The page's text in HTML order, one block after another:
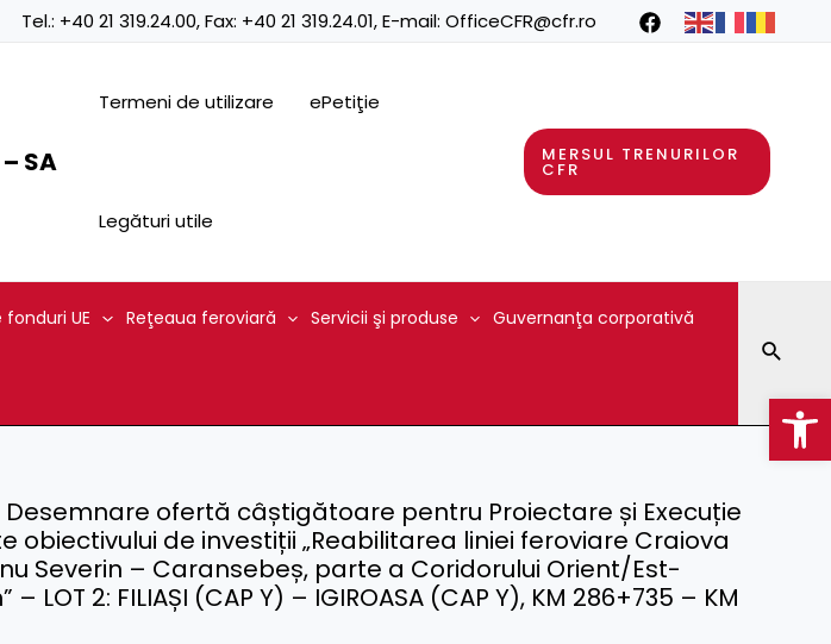
Tel.: +40 21 319.24.00, Fax: +40 21 319.24.01, E-mail: OfficeCFR@cfr.ro
SA
Termeni de utilizare ePetiţie
Legături utile
MERSUL TRENURILOR
CFR
UE Reţeaua feroviară Servicii şi produse Guvernanţa corporativă
Desemnare ofertă câștigătoare pentru Proiectare și Execuție
obiectivului de investiții „Reabilitarea liniei feroviare Craiova
Severin – Caransebeș, parte a Coridorului Orient/Est-
LOT 2: FILIAȘI (CAP Y) – IGIROASA (CAP Y), KM 286+735 – KM